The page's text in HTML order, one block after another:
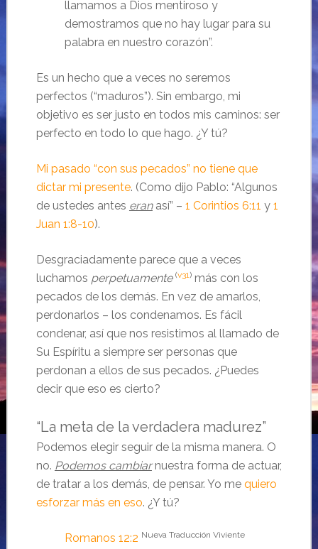
llamamos a Dios mentiroso y
demostramos que no hay lugar para su
palabra en nuestro corazón”.
Es un hecho que a veces no seremos
perfectos (“maduros”). Sin embargo, mi
objetivo es ser justo en todos mis caminos: ser
perfecto en todo lo que hago. ¿Y tú?
Mi pasado “con sus pecados” no tiene que
dictar mi presente. (Como dijo Pablo: “Algunos
de ustedes antes eranasí” – 1 Corintios 6:11 y 1
Juan 1:8-10).
Desgraciadamente parece que a veces
luchamos perpetuamente (v31)más con los
pecados de los demás. En vez de amarlos,
perdonarlos – los condenamos. Es fácil
condenar, así que nos resistimos al llamado de
Su Espíritu a siempre ser personas que
perdonan a ellos de sus pecados. ¿Puedes
decir que eso es cierto?
“La meta de la verdadera madurez”
Podemos elegir seguir de la misma manera. O
no. Podemos cambiarnuestra forma de actuar,
de tratar a los demás, de pensar. Yo me quiero
esforzar más en eso. ¿Y tú?
Romanos 12:2 Nueva Traducción Viviente